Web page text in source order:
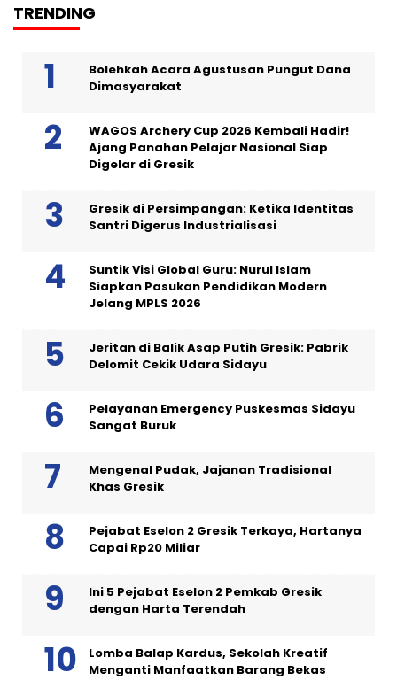
TRENDING
Bolehkah Acara Agustusan Pungut Dana
Dimasyarakat
WAGOS Archery Cup 2026 Kembali Hadir!
Ajang Panahan Pelajar Nasional Siap
Digelar di Gresik
Gresik di Persimpangan: Ketika Identitas
Santri Digerus Industrialisasi
Suntik Visi Global Guru: Nurul Islam
Siapkan Pasukan Pendidikan Modern
Jelang MPLS 2026
Jeritan di Balik Asap Putih Gresik: Pabrik
Delomit Cekik Udara Sidayu
Pelayanan Emergency Puskesmas Sidayu
Sangat Buruk
Mengenal Pudak, Jajanan Tradisional
Khas Gresik
Pejabat Eselon 2 Gresik Terkaya, Hartanya
Capai Rp20 Miliar
Ini 5 Pejabat Eselon 2 Pemkab Gresik
dengan Harta Terendah
Lomba Balap Kardus, Sekolah Kreatif
Menganti Manfaatkan Barang Bekas